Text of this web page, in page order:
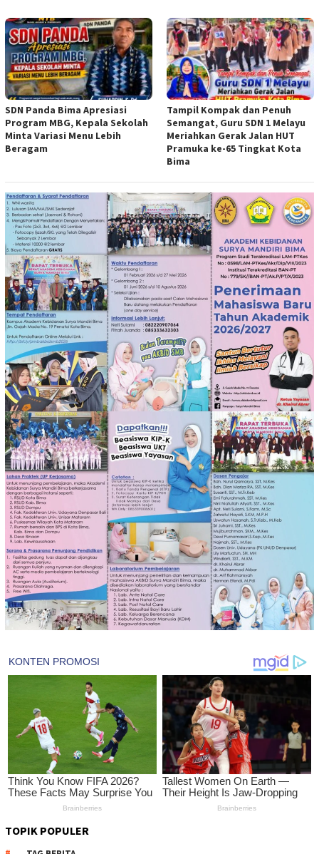
SDN Panda Bima Apresiasi
Program MBG, Kepala Sekolah
Minta Variasi Menu Lebih
Beragam
Tampil Kompak dan Penuh
Semangat, Guru SDN 1 Melayu
Meriahkan Gerak Jalan HUT
Pramuka ke-65 Tingkat Kota
Bima
TOPIK POPULER